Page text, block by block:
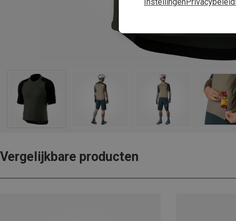
Vergelijkbare producten
InstellingenPrivacybeleid